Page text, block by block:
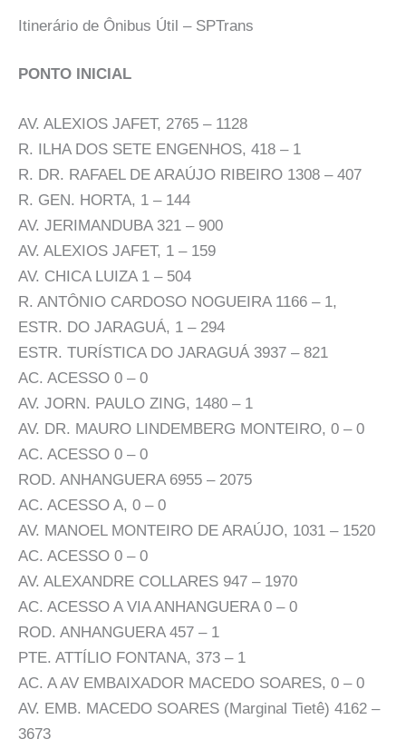
Itinerário de Ônibus Útil – SPTrans
PONTO INICIAL
AV. ALEXIOS JAFET, 2765 – 1128
R. ILHA DOS SETE ENGENHOS, 418 – 1
R. DR. RAFAEL DE ARAÚJO RIBEIRO 1308 – 407
R. GEN. HORTA, 1 – 144
AV. JERIMANDUBA 321 – 900
AV. ALEXIOS JAFET, 1 – 159
AV. CHICA LUIZA 1 – 504
R. ANTÔNIO CARDOSO NOGUEIRA 1166 – 1,
ESTR. DO JARAGUÁ, 1 – 294
ESTR. TURÍSTICA DO JARAGUÁ 3937 – 821
AC. ACESSO 0 – 0
AV. JORN. PAULO ZING, 1480 – 1
AV. DR. MAURO LINDEMBERG MONTEIRO, 0 – 0
AC. ACESSO 0 – 0
ROD. ANHANGUERA 6955 – 2075
AC. ACESSO A, 0 – 0
AV. MANOEL MONTEIRO DE ARAÚJO, 1031 – 1520
AC. ACESSO 0 – 0
AV. ALEXANDRE COLLARES 947 – 1970
AC. ACESSO A VIA ANHANGUERA 0 – 0
ROD. ANHANGUERA 457 – 1
PTE. ATTÍLIO FONTANA, 373 – 1
AC. A AV EMBAIXADOR MACEDO SOARES, 0 – 0
AV. EMB. MACEDO SOARES (Marginal Tietê) 4162 –
3673